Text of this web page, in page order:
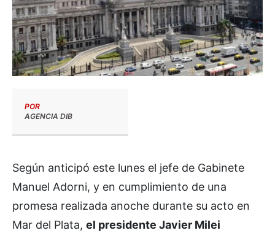
POR
AGENCIA DIB
Según anticipó este lunes el jefe de Gabinete
Manuel Adorni, y en cumplimiento de una
promesa realizada anoche durante su acto en
Mar del Plata, el presidente Javier Milei